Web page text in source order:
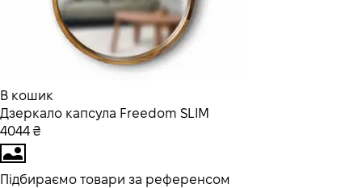
В кошик
Дзеркало капсула Freedom SLIM
4044 ₴
Підбираємо товари за референсом